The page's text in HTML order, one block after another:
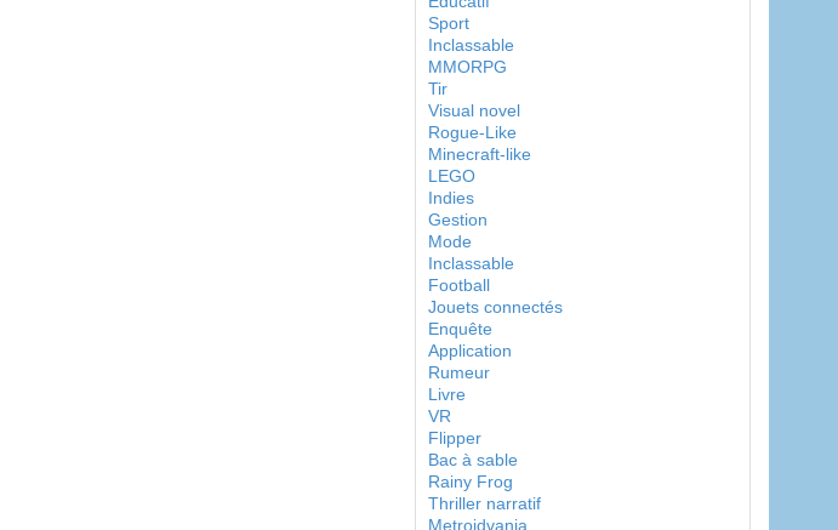
Sport
Inclassable
MMORPG
Tir
Visual novel
Rogue-Like
Minecraft-like
LEGO
Indies
Gestion
Mode
Inclassable
Football
Jouets connectés
Enquête
Application
Rumeur
Livre
VR
Flipper
Bac à sable
Rainy Frog
Thriller narratif
Metroidvania